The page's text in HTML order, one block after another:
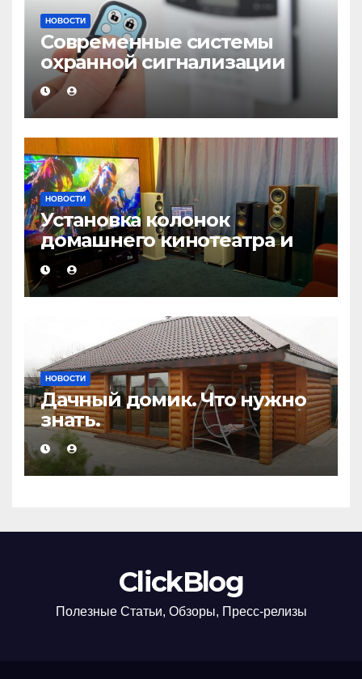
НОВОСТИ
Современные системы
охранной сигнализации
НОВОСТИ
Установка колонок
домашнего кинотеатра и
настройка звука
НОВОСТИ
Дачный домик. Что нужно
знать.
ClickBlog
Полезные Статьи, Обзоры, Пресс-релизы